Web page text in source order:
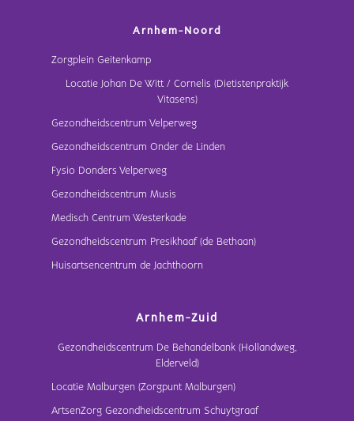
Arnhem-Noord
Zorgplein Geitenkamp
Locatie Johan De Witt / Cornelis (Dietistenpraktijk
Vitasens)
Gezondheidscentrum Velperweg
Gezondheidscentrum Onder de Linden
Fysio Donders Velperweg
Gezondheidscentrum Musis
Medisch Centrum Westerkade
Gezondheidscentrum Presikhaaf (de Bethaan)
Huisartsencentrum de Jachthoorn
Arnhem-Zuid
Gezondheidscentrum De Behandelbank (Hollandweg,
Elderveld)
Locatie Malburgen (Zorgpunt Malburgen)
ArtsenZorg Gezondheidscentrum Schuytgraaf